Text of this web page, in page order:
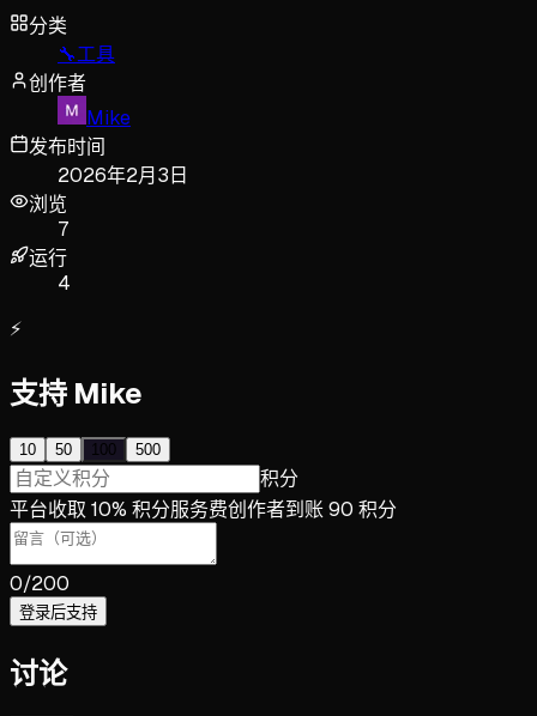
分类
🔧工具
创作者
Mike
发布时间
2026年2月3日
浏览
7
运行
4
⚡
支持 Mike
10 50 100 500
积分
平台收取 10% 积分服务费创作者到账 90 积分
0/200
登录后支持
讨论